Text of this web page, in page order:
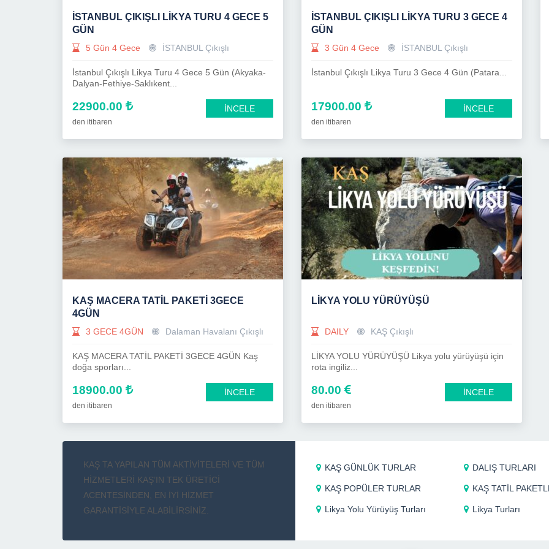
İSTANBUL ÇIKIŞLI LIKYA TURU 4 GECE 5
GÜN
5 Gün 4 Gece İSTANBUL Çıkışlı
İstanbul Çıkışlı Likya Turu 4 Gece 5 Gün (Akyaka-
Dalyan-Fethiye-Saklıkent...
22900.00
den itibaren
İNCELE
İSTANBUL ÇIKIŞLI LIKYA TURU 3 GECE 4
GÜN
3 Gün 4 Gece İSTANBUL Çıkışlı
İstanbul Çıkışlı Likya Turu 3 Gece 4 Gün (Patara...
17900.00
den itibaren
İNCELE
KAŞ MACERA TATİL PAKETİ 3GECE
4GÜN
3 GECE 4GÜN Dalaman Havalanı Çıkışlı
KAŞ MACERA TATİL PAKETİ 3GECE 4GÜN Kaş
doğa sporları...
18900.00
den itibaren
İNCELE
LİKYA YOLU YÜRÜYÜŞÜ
DAILY KAŞ Çıkışlı
LİKYA YOLU YÜRÜYÜŞÜ Likya yolu yürüyüşü için
rota ingiliz...
80.00
den itibaren
İNCELE
KAŞ TA YAPILAN TÜM AKTİVİTELERİ VE TÜM
HİZMETLERİ KAŞ’IN TEK ÜRETİCİ
ACENTESİNDEN, EN İYİ HİZMET
GARANTİSİYLE ALABİLİRSİNİZ.
KAŞ GÜNLÜK TURLAR DALIŞ TURLARI
KAŞ POPÜLER TURLAR KAŞ TATİL
Likya Yolu Yürüyüş Turları Likya Turları